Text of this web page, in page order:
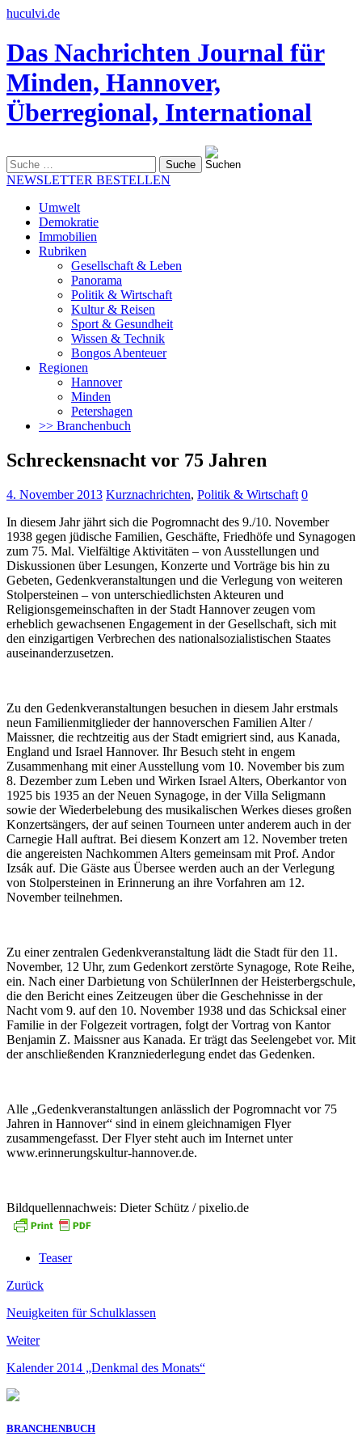
huculvi.de
Das Nachrichten Journal für
Minden, Hannover,
Überregional, International
nach:
NEWSLETTER BESTELLEN
Umwelt
Demokratie
Immobilien
Rubriken
Gesellschaft & Leben
Panorama
Politik & Wirtschaft
Kultur & Reisen
Sport & Gesundheit
Wissen & Technik
Bongos Abenteuer
Regionen
Hannover
Minden
Petershagen
>> Branchenbuch
Schreckensnacht vor 75 Jahren
4. November 2013 Kurznachrichten, Politik & Wirtschaft 0
In diesem Jahr jährt sich die Pogromnacht des 9./10. November
1938 gegen jüdische Familien, Geschäfte, Friedhöfe und Synagogen
zum 75. Mal. Vielfältige Aktivitäten – von Ausstellungen und
Diskussionen über Lesungen, Konzerte und Vorträge bis hin zu
Gebeten, Gedenkveranstaltungen und die Verlegung von weiteren
Stolpersteinen – von unterschiedlichsten Akteuren und
Religionsgemeinschaften in der Stadt Hannover zeugen vom
erheblich gewachsenen Engagement in der Gesellschaft, sich mit
den einzigartigen Verbrechen des nationalsozialistischen Staates
auseinanderzusetzen.
Zu den Gedenkveranstaltungen besuchen in diesem Jahr erstmals
neun Familienmitglieder der hannoverschen Familien Alter /
Maissner, die rechtzeitig aus der Stadt emigriert sind, aus Kanada,
England und Israel Hannover. Ihr Besuch steht in engem
Zusammenhang mit einer Ausstellung vom 10. November bis zum
8. Dezember zum Leben und Wirken Israel Alters, Oberkantor von
1925 bis 1935 an der Neuen Synagoge, in der Villa Seligmann
sowie der Wiederbelebung des musikalischen Werkes dieses großen
Konzertsängers, der auf seinen Tourneen unter anderem auch in der
Carnegie Hall auftrat. Bei diesem Konzert am 12. November treten
die angereisten Nachkommen Alters gemeinsam mit Prof. Andor
Izsák auf. Die Gäste aus Übersee werden auch an der Verlegung
von Stolpersteinen in Erinnerung an ihre Vorfahren am 12.
November teilnehmen.
Zu einer zentralen Gedenkveranstaltung lädt die Stadt für den 11.
November, 12 Uhr, zum Gedenkort zerstörte Synagoge, Rote Reihe,
ein. Nach einer Darbietung von SchülerInnen der Heisterbergschule,
die den Bericht eines Zeitzeugen über die Geschehnisse in der
Nacht vom 9. auf den 10. November 1938 und das Schicksal einer
Familie in der Folgezeit vortragen, folgt der Vortrag von Kantor
Benjamin Z. Maissner aus Kanada. Er trägt das Seelengebet vor. Mit
der anschließenden Kranzniederlegung endet das Gedenken.
Alle „Gedenkveranstaltungen anlässlich der Pogromnacht vor 75
Jahren in Hannover“ sind in einem gleichnamigen Flyer
zusammengefasst. Der Flyer steht auch im Internet unter
www.erinnerungskultur-hannover.de.
Bildquellennachweis: Dieter Schütz / pixelio.de
Teaser
Zurück
Neuigkeiten für Schulklassen
Weiter
Kalender 2014 „Denkmal des Monats“
BRANCHENBUCH